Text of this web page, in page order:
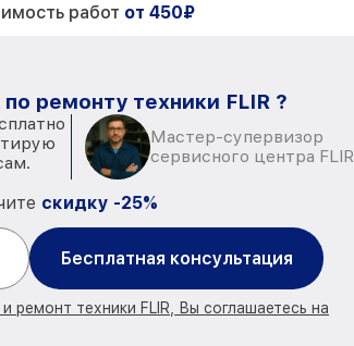
работ от 450₽
ремонту техники FLIR ?
Мастер-супервизор
сервисного центра FLIR
скидку -25%
Бесплатная консультация
ремонт техники FLIR, Вы соглашаетесь на